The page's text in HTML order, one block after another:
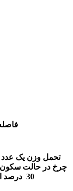
تحمل وزن یک
30 درصد از تحمل وزن کم مي شود.